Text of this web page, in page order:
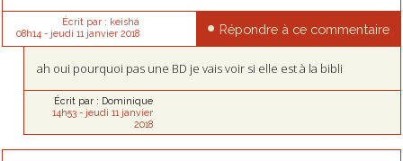
Écrit par : keisha
08h14 - jeudi 11 janvier 2018 Répondre à ce commentaire
ah oui pourquoi pas une BD je vais voir si elle est à la bibli
Écrit par : Dominique
14h53- jeudi 11 janvier
2018